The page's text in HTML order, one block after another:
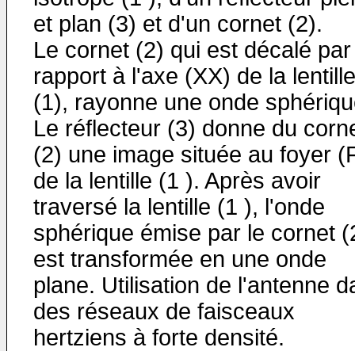
et plan (3) et d'un cornet (2).
Le cornet (2) qui est décalé par
rapport à l'axe (XX) de la lentille
(1), rayonne une onde
Le réflecteur (3) donne du
(2) une image située au foyer
de la lentille (1 ). Après avoir
traversé la lentille (1 ), l'onde
sphérique émise par le cornet
est transformée en une onde
plane. Utilisation de l'antenne
des réseaux de faisceaux
hertziens à forte densité.